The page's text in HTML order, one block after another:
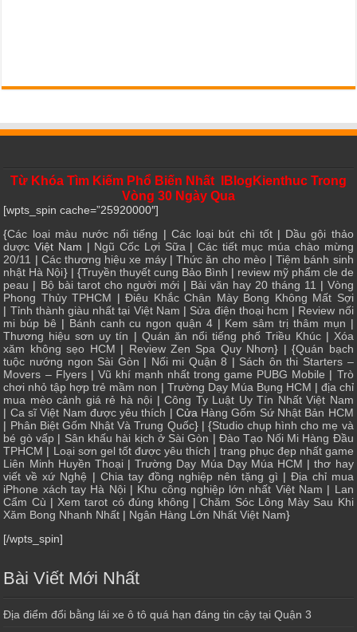
Từ Khóa Tìm Kiếm Phổ Biến Nhất IBlogKienthuc Trong
Vòng 30 Ngày Qua
[wpts_spin cache=”25920000″]
{Các loại màu nước nổi tiếng | Các loại bút chì tốt| Dầu gội thảo
dược Việt Nam | Ngũ Cốc Lợi Sữa| Các tiết mục múa chào mừng
20/11 | Các thương hiệu xe máy|Thức ăn cho mèo|Tiệm bánh sinh
nhật Hà Nội} | {Truyền thuyết cung Bảo Bình | review mỹ phẩm cle de
peau | Bộ bài tarot cho người mới| Bài văn hay 20 tháng 11 | Vòng
Phong Thủy TPHCM |Điêu Khắc Chân Mày Bong Không Mất Sợi
| Tỉnh thành giàu nhất tại Việt Nam | Sửa điện thoại hcm | Review nối
mi búp bê | Bánh canh cu ngon quận 4| Kem sâm trị thâm mụn |
Thương hiệu sơn uy tín | Quán ăn nổi tiếng phố Triều Khúc| Xóa
xăm không sẹo HCM | Review Zen Spa Quy Nhơn} | {Quán bạch
tuộc nướng ngon Sài Gòn | Nối mi Quận 8 | Sách ôn thi Starters –
Movers – Flyers| Vũ khí mạnh nhất trong game PUBG Mobile | Trò
chơi nhỏ tập hợp trẻ mầm non | Trường Dạy Múa Bụng HCM | địa chỉ
mua mèo cảnh giá rẻ hà nội |Công Ty Luật Uy Tín Nhất Việt Nam
| Ca sĩ Việt Nam được yêu thích | Cửa Hàng Gốm Sứ Nhật Bản HCM
| Phân Biệt Gốm Nhật Và Trung Quốc} | {Studio chụp hình cho mẹ và
bé gò vấp | Sân khấu hài kịch ở Sài Gòn |Đào Tạo Nối Mi Hàng Đầu
TPHCM | Loại sơn gel tốt được yêu thích | trang phục đẹp nhất game
Liên Minh Huyền Thoại|Trường Dạy Múa Dạy Múa HCM |thơ hay
viết về xứ Nghệ | Chia tay đồng nghiệp nên tặng gì | Địa chỉ mua
iPhone xách tay Hà Nội| Khu công nghiệp lớn nhất Việt Nam | Lan
Cẩm Cù |Xem tarot có đúng không |Chăm Sóc Lông Mày Sau Khi
Xăm Bong Nhanh Nhất | Ngân Hàng Lớn Nhất Việt Nam}
[/wpts_spin]
Bài Viết Mới Nhất
Địa điểm đổi bằng lái xe ô tô quá hạn đáng tin cậy tại Quận 3